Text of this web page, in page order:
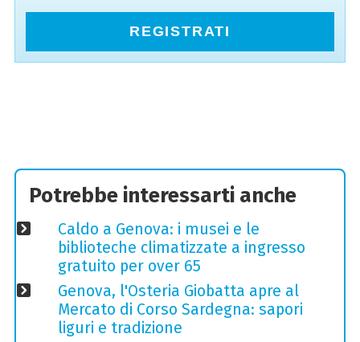
REGISTRATI
Potrebbe interessarti anche
Caldo a Genova: i musei e le
biblioteche climatizzate a ingresso
gratuito per over 65
Genova, l'Osteria Giobatta apre al
Mercato di Corso Sardegna: sapori
liguri e tradizione